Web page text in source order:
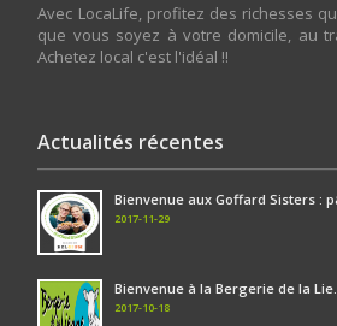
Avec LocaLife, profitez des richesses
que vous soyez à votre domicile, au
Achetez local c'est l'idéal !!
Actualités récentes
Bienvenue aux Goffard Sisters :
2017-11-29
Bienvenue à la Bergerie de la Lie...
2017-10-18